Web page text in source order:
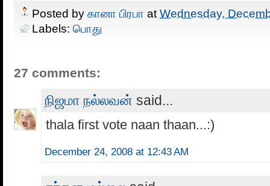
Posted by கானா பிரபா at Wednesday,
Labels: பொது
27 comments:
நிஜமா நல்லவன் said...
thala first vote naan thaan...:)
December 24, 2008 at 12:43 AM